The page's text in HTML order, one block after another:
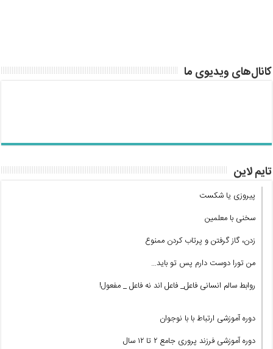
کانال‌های ویدیوی ما
تایم لاین
پیروزی یا شکست
سخنی با معلمین
زدن، گاز گرفتن و پرتاب کردن ممنوع
من تورا دوست دارم پس تو باید…
روابط سالم انسانی فاعل_ فاعل اند نه فاعل _ مفعول!
دوره آموزشی ارتباط با با نوجوان
دوره آموزشی فرزند پروری جامع ۲ تا ۱۲ سال